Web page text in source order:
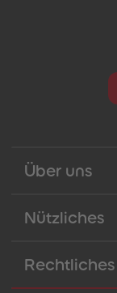
Über uns
Nützliches
Rechtliches